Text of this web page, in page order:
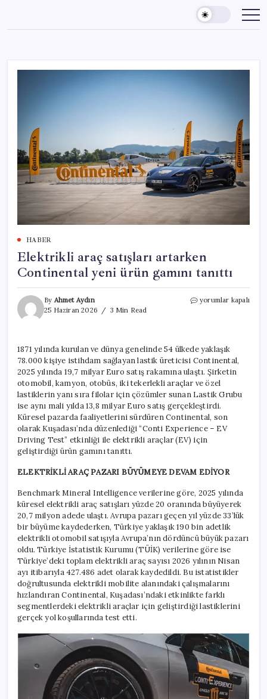
content
HABER
Elektrikli araç satışları artarken
Continental yeni ürün gamını tanıttı
By Ahmet Aydın
25 Haziran 2026
3 Min Read
Elektrikli
yeni
ürün
gamını
tanıttı
için
yorumlar kapalı
1871 yılında kurulan ve dünya genelinde 54 ülkede yaklaşık
78.000 kişiye istihdam sağlayan lastik üreticisi Continental,
2025 yılında 19,7 milyar Euro satış rakamına ulaştı. Şirketin
otomobil, kamyon, otobüs, iki tekerlekli araçlar ve özel
lastiklerin yanı sıra filolar için çözümler sunan Lastik Grubu
ise aynı mali yılda 13,8 milyar Euro satış gerçekleştirdi.
Küresel pazarda faaliyetlerini sürdüren Continental, son
olarak Kuşadası’nda düzenlediği “Conti Experience – EV
Driving Test” etkinliği ile elektrikli araçlar (EV) için
geliştirdiği ürün gamını tanıttı.
ELEKTRİKLİ ARAÇ PAZARI BÜYÜMEYE DEVAM EDİYOR
Benchmark Mineral Intelligence verilerine göre, 2025 yılında
küresel elektrikli araç satışları yüzde 20 oranında büyüyerek
20,7 milyon adede ulaştı. Avrupa pazarı geçen yıl yüzde 33’lük
bir büyüme kaydederken, Türkiye yaklaşık 190 bin adetlik
elektrikli otomobil satışıyla Avrupa’nın dördüncü büyük pazarı
oldu. Türkiye İstatistik Kurumu (TÜİK) verilerine göre ise
Türkiye’deki toplam elektrikli araç sayısı 2026 yılının Nisan
ayı itibarıyla 427.486 adet olarak kaydedildi. Bu istatistikler
doğrultusunda elektrikli mobilite alanındaki çalışmalarını
hızlandıran Continental, Kuşadası’ndaki etkinlikte farklı
segmentlerdeki elektrikli araçlar için geliştirdiği lastiklerini
gerçek yol koşullarında test etti.